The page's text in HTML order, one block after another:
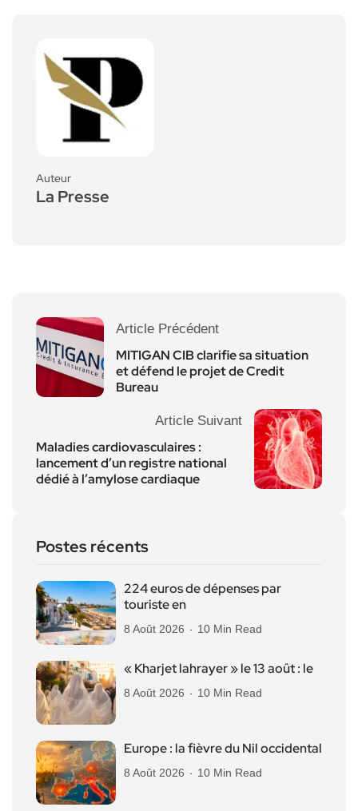
Auteur
La Presse
Article Précédent
MITIGAN CIB clarifie sa situation
et défend le projet de Credit
Bureau
Article Suivant
Maladies cardiovasculaires :
lancement d’un registre national
dédié à l’amylose cardiaque
Postes récents
224 euros de dépenses par
touriste en
8 Août 2026 10 Min Read
« Kharjet lahrayer » le 13 août : le
8 Août 2026 10 Min Read
Europe : la fièvre du Nil occidental
8 Août 2026 10 Min Read